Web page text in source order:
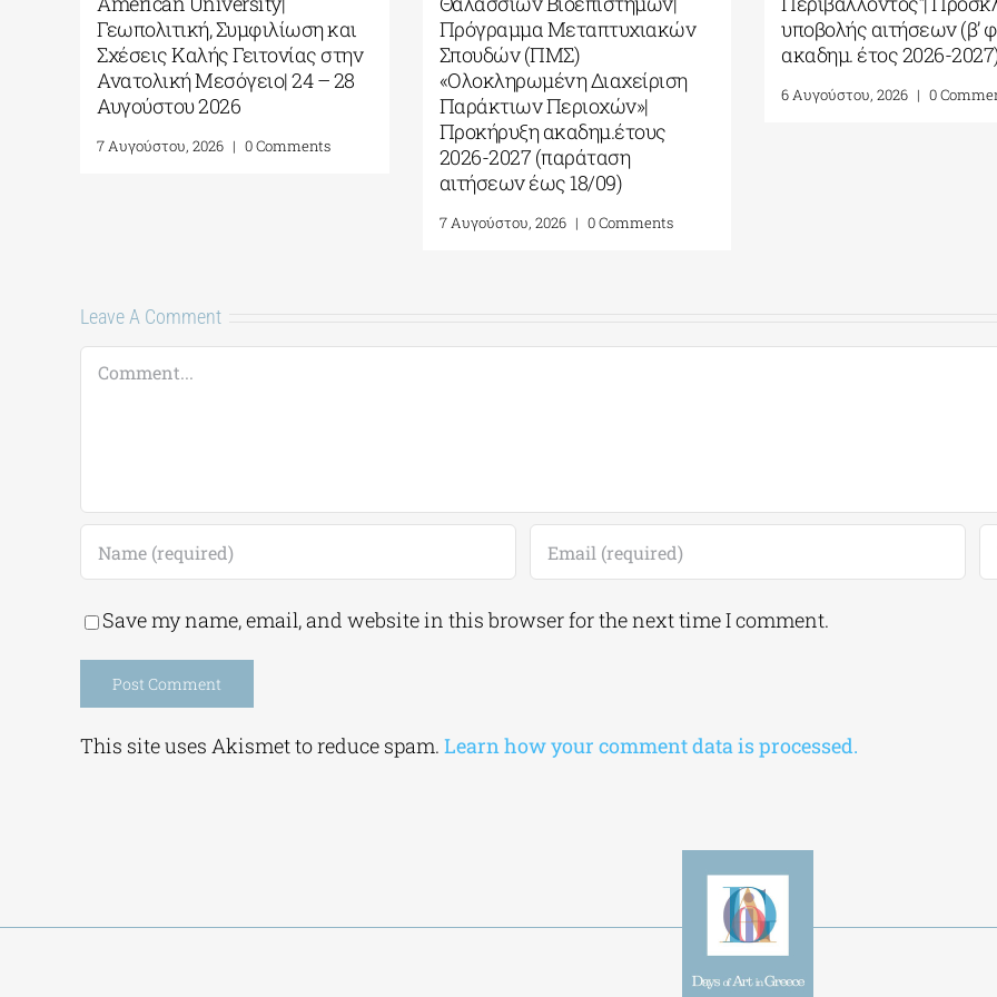
Γεωπολιτική, Συμφιλίωση και
Σχέσεις Καλής Γειτονίας στην
Ανατολική Μεσόγειο| 24 – 28
Αυγούστου 2026
7 Αυγούστου, 2026 | 0 Comments
Πρόγραμμα Μεταπτυχιακών
Σπουδών (ΠΜΣ)
«Ολοκληρωμένη Διαχείριση
Παράκτιων Περιοχών»|
Προκήρυξη ακαδημ.έτους
2026-2027 (παράταση
αιτήσεων έως 18/09)
7 Αυγούστου, 2026 | 0 Comments
υποβολής αιτήσεων (β’
ακαδημ. έτος 2026-
6 Αυγούστου, 2026 | 0
Leave A Comment
Comment
Save my name, email, and website in this browser for the next time I comment.
This site uses Akismet to reduce spam. Learn how your comment data is processed.